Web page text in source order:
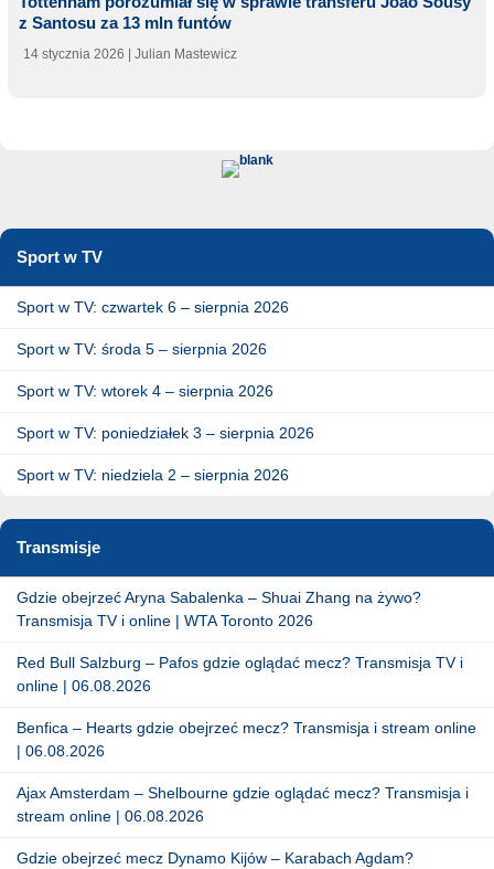
z Santosu za 13 mln funtów
14 stycznia 2026 | Julian Mastewicz
Sport w TV
Sport w TV: czwartek 6 – sierpnia 2026
Sport w TV: środa 5 – sierpnia 2026
Sport w TV: wtorek 4 – sierpnia 2026
Sport w TV: poniedziałek 3 – sierpnia 2026
Sport w TV: niedziela 2 – sierpnia 2026
Transmisje
Gdzie obejrzeć Aryna Sabalenka – Shuai Zhang na żywo?
Transmisja TV i online | WTA Toronto 2026
Red Bull Salzburg – Pafos gdzie oglądać mecz? Transmisja TV i
online | 06.08.2026
Benfica – Hearts gdzie obejrzeć mecz? Transmisja i stream online
| 06.08.2026
Ajax Amsterdam – Shelbourne gdzie oglądać mecz? Transmisja i
stream online | 06.08.2026
Gdzie obejrzeć mecz Dynamo Kijów – Karabach Agdam?